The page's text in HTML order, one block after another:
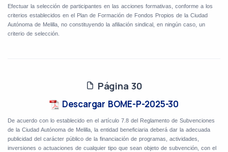
Efectuar la selección de participantes en las acciones formativas, conforme a los
criterios establecidos en el Plan de Formación de Fondos Propios de la Ciudad
Autónoma de Melilla, no constituyendo la afiliación sindical, en ningún caso, un
criterio de selección.
Página 30
Descargar BOME-P-2025-30
De acuerdo con lo establecido en el artículo 7.8 del Reglamento de Subvenciones
de la Ciudad Autónoma de Melilla, la entidad beneficiaria deberá dar la adecuada
publicidad del carácter público de la financiación de programas, actividades,
inversiones o actuaciones de cualquier tipo que sean objeto de subvención, con el